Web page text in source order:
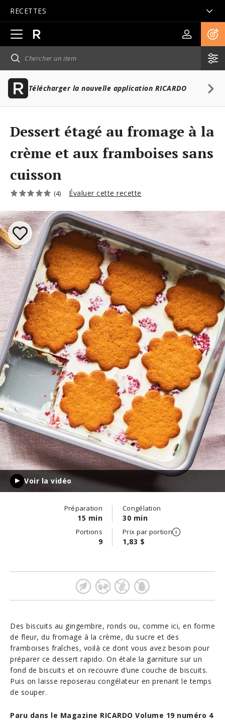
RECETTES
Ouvrir
la
navigation
principale
Télécharger la nouvelle application RICARDO
Voir la vidéo
Dessert étagé au fromage à la
crème et aux framboises sans
cuisson
(4) Évaluer cette recette
Préparation
15 min
Congélation
30 min
Portions
9
Prix par portion
1,83 $
Des biscuits au gingembre, ronds ou, comme ici, en forme
de fleur, du fromage à la crème, du sucre et des
framboises fraîches, voilà ce dont vous avez besoin pour
préparer ce dessert rapido. On étale la garniture sur un
fond de biscuits et on recouvre d’une couche de biscuits.
Puis on laisse reposerau congélateur en prenant le temps
de souper.
Paru dans le Magazine RICARDO Volume 19 numéro 4